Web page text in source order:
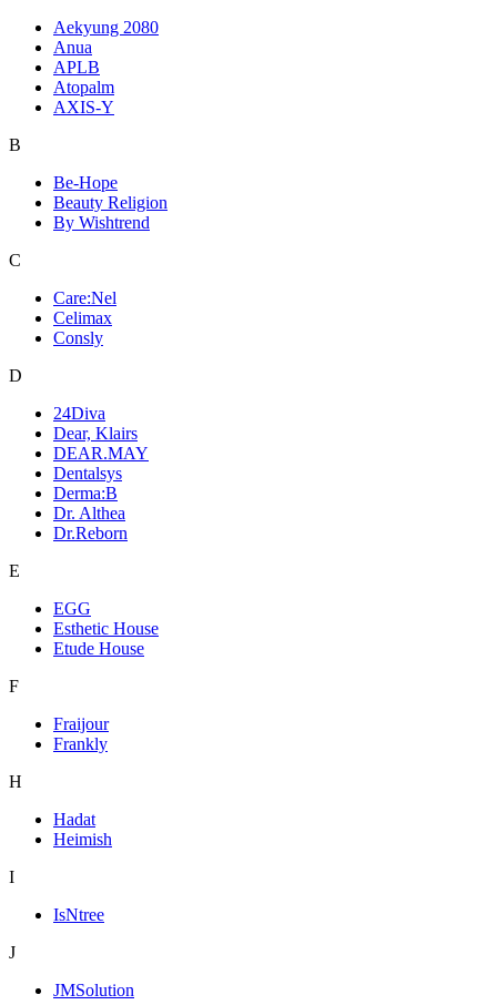
Aekyung 2080
Anua
APLB
Atopalm
AXIS-Y
B
Be-Hope
Beauty Religion
By Wishtrend
C
Care:Nel
Celimax
Consly
D
24Diva
Dear, Klairs
DEAR.MAY
Dentalsys
Derma:B
Dr. Althea
Dr.Reborn
E
EGG
Esthetic House
Etude House
F
Fraijour
Frankly
H
Hadat
Heimish
I
IsNtree
J
JMSolution